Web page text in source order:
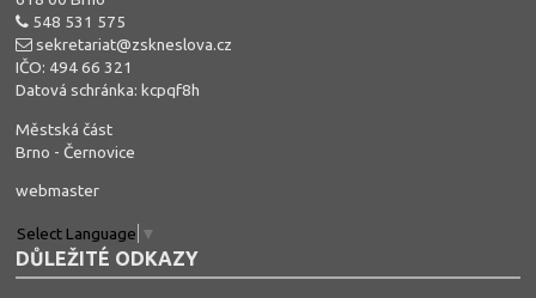
548 531 575
sekretariat@zskneslova.cz
IČO: 494 66 321
Datová schránka: kcpqf8h
Městská část
Brno - Černovice
webmaster
Select Language ▼
DŮLEŽITÉ ODKAZY